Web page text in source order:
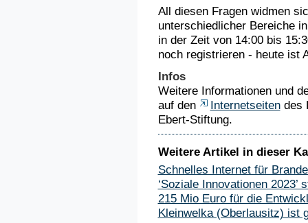
All diesen Fragen widmen
unterschiedlicher Bereiche
in der Zeit von 14:00 bis
noch registrieren - heute ist
Infos
Weitere Informationen und
auf den
Internetseitendes
Ebert-Stiftung.
Weitere Artikel in dieser
Schnelles Internet für
‘Soziale Innovationen 2023’
215 Mio Euro für die
Kleinwelka (Oberlausitz) ist